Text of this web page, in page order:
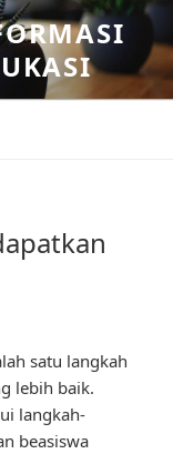
satu langkah
lebih baik.
langkah-
beasiswa